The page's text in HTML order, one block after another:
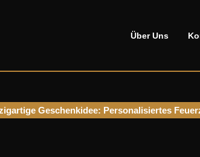
Über Uns
Geschenkidee: Personalisiertes